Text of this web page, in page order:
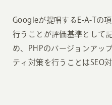
Googleが提唱するE-A-Tの
行うことが評価基準として
め、PHPのバージョンアッ
ティ対策を行うことはSEO